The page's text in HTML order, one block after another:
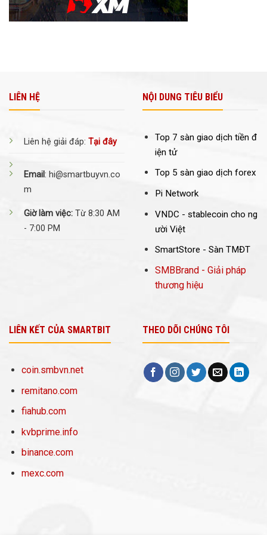
LIÊN HỆ
Liên hệ giải đáp: Tại đây
Email: hi@smartbuyvn.co
m
Giờ làm việc: Từ 8:30 AM
- 7:00 PM
NỘI DUNG TIÊU BIỂU
Top 7 sàn giao dịch tiền đ
iện tử
Top 5 sàn giao dịch forex
Pi Network
VNDC - stablecoin cho ng
ười Việt
SmartStore - Sàn TMĐT
SMBBrand - Giải pháp
thương hiệu
LIÊN KẾT CỦA SMARTBIT
coin.smbvn.net
remitano.com
fiahub.com
kvbprime.info
binance.com
mexc.com
THEO DÕI CHÚNG TÔI